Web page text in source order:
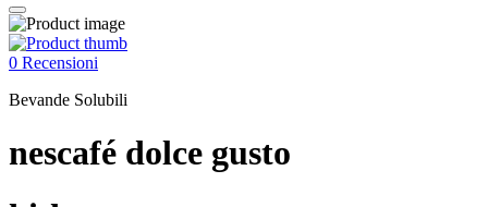
0 Recensioni
Bevande Solubili
nescafé dolce gusto